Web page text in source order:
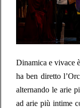
Dinamica e vivace
ha ben diretto
alternando le arie
ad arie più intime